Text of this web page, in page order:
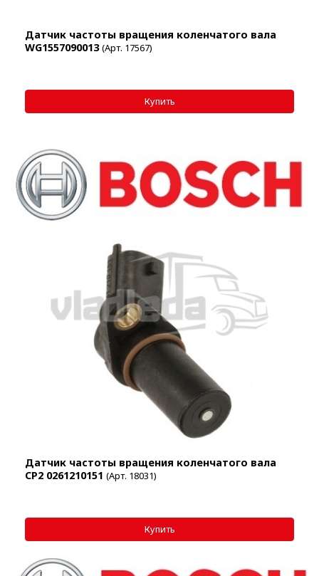
Датчик частоты вращения коленчатого вала
WG1557090013(Арт. 17567)
Датчик частоты вращения коленчатого вала
СР2 0261210151 (Арт. 18031)